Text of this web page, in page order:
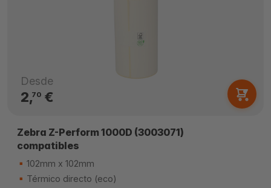
Desde
2,70€
Zebra Z-Perform 1000D (3003071)
compatibles
102mm x 102mm
Térmico directo (eco)